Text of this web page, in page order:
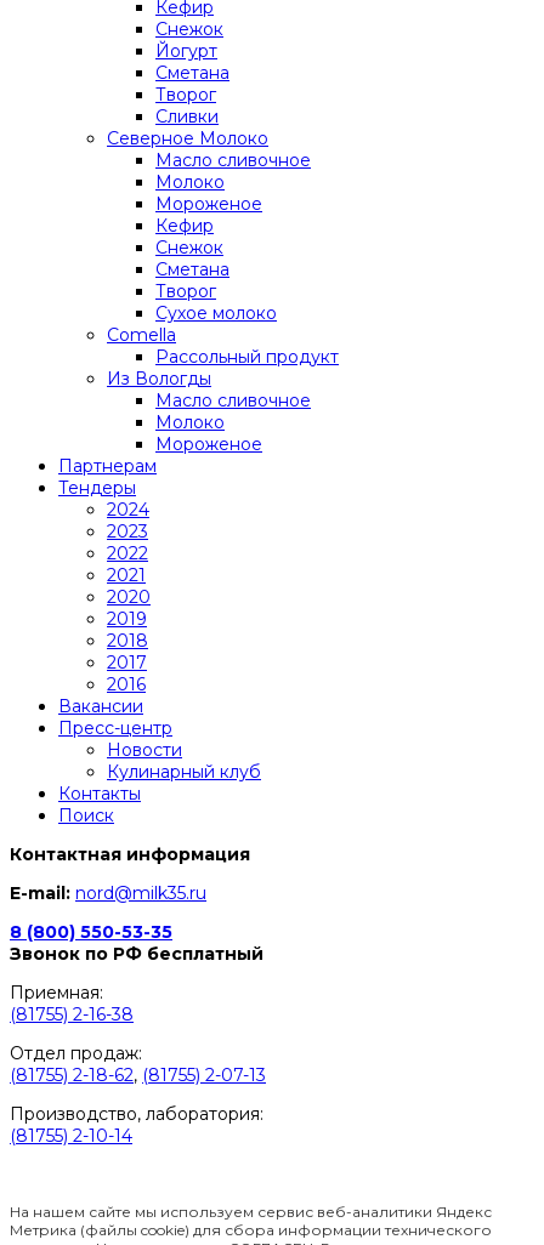
Кефир
Снежок
Йогурт
Сметана
Творог
Сливки
Северное Молоко
Масло сливочное
Молоко
Мороженое
Кефир
Снежок
Сметана
Творог
Сухое молоко
Comеlla
Рассольный продукт
Из Вологды
Масло сливочное
Молоко
Мороженое
Партнерам
Тендеры
2024
2023
2022
2021
2020
2019
2018
2017
2016
Вакансии
Пресс-центр
Новости
Кулинарный клуб
Контакты
Поиск
Контактная информация
E-mail: nord@milk35.ru
8 (800) 550-53-35
Звонок по РФ бесплатный
Приемная:
(81755) 2-16-38
Отдел продаж:
(81755) 2-18-62, (81755) 2-07-13
Производство, лаборатория:
(81755) 2-10-14
На нашем сайте мы используем сервис веб-аналитики Яндекс
Метрика (файлы cookie) для сбора информации технического